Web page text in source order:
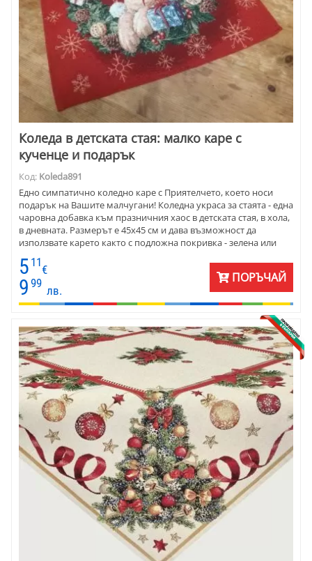
Коледа в детската стая: малко каре с
кученце и подарък
Код: Koleda891
Едно симпатично коледно каре с Приятелчето, което носи
подарък на Вашите малчугани! Коледна украса за стаята - една
чаровна добавка към празничния хаос в детската стая, в хола,
в дневната. Размерът е 45x45 см и дава възможност да
използвате карето както с подложна покривка - зелена или
червена, така и направо върху дървен или стъклен плот.
Веселият Рошльо отваря подарък с муцунка.
5 11
€
9 99
лв.
ПОРЪЧАЙ